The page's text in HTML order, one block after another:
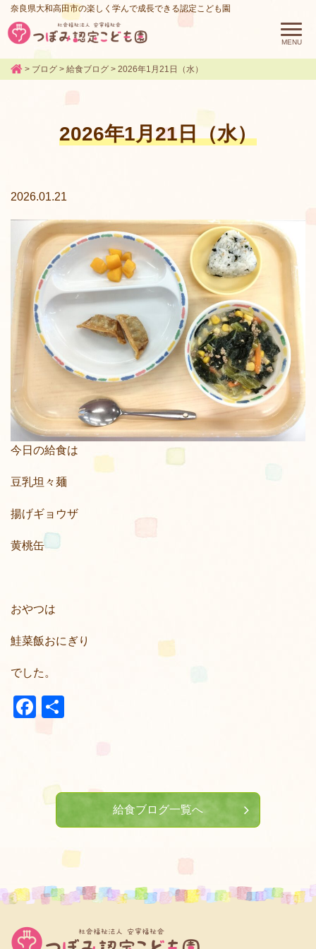
奈良県大和高田市の楽しく学んで成長できる認定こども園
> ブログ > 給食ブログ > 2026年1月21日（水）
2026年1月21日（水）
2026.01.21
今日の給食は
豆乳坦々麺
揚げギョウザ
黄桃缶
おやつは
鮭菜飯おにぎり
でした。
Facebook
給食ブログ一覧へ